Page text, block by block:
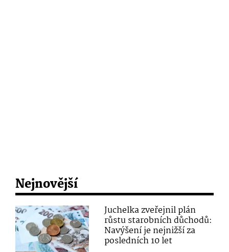
Nejnovější
Juchelka zveřejnil plán
růstu starobních důchodů:
Navýšení je nejnižší za
posledních 10 let